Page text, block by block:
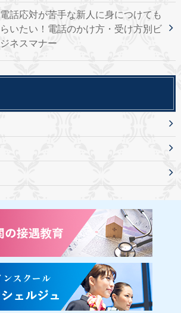
電話応対が苦手な新人に身につけても
らいたい！電話のかけ方・受け方別ビ
ジネスマナー